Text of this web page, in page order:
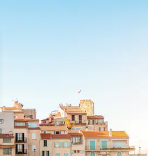
klawiszy strzałek w górę i w dół lub